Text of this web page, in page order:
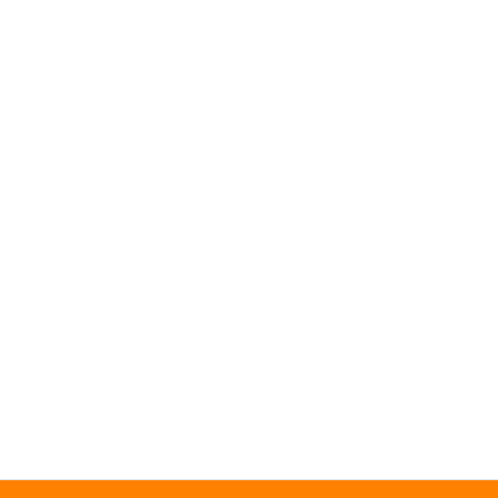
marzo 2006